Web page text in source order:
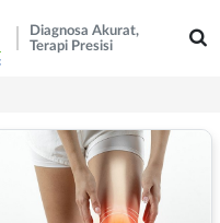
Diagnosa Akurat,
Terapi Presisi